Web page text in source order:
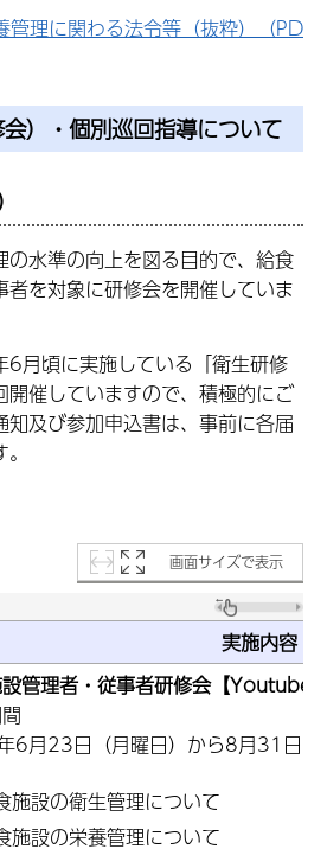
管理に関わる法令等（抜粋）（PD
）・個別巡回指導について
の水準の向上を図る目的で、給食
者を対象に研修会を開催していま
6月頃に実施している「衛生研修
開催していますので、積極的にご
及び参加申込書は、事前に各届
画面サイズで表示
実施内容
設管理者・従事者研修会【
6月23日（月曜日）から8月31日（
施設の衛生管理について
施設の栄養管理について